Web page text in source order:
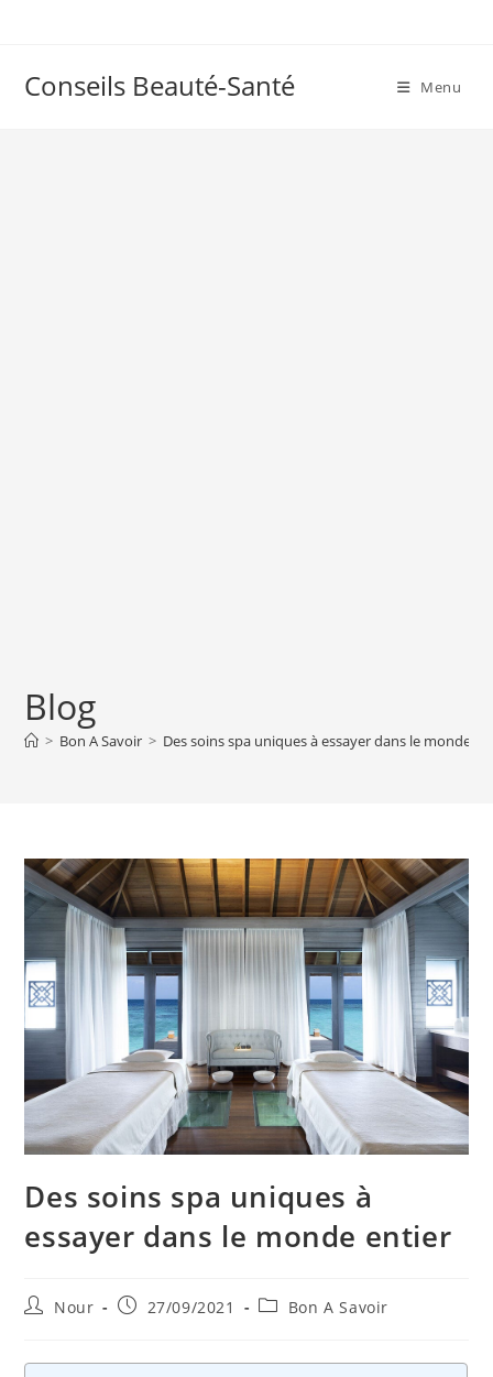
Conseils Beauté-Santé Menu
Blog
> Bon A Savoir > Des soins spa uniques à essayer dans le monde
Des soins spa uniques à
essayer dans le monde entier
Auteur/autrice
publication :
Nour
Publication
27/09/2021
PostBon A Savoir